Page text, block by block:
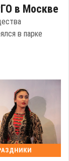
в Москве
в парке